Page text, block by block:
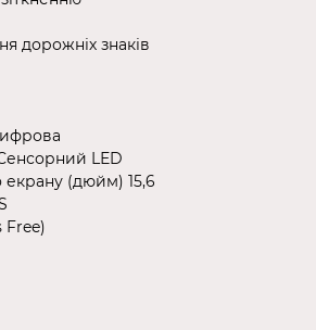
дорожніх знаків
LЕD
екрану (дюйм) 15,6
Free)